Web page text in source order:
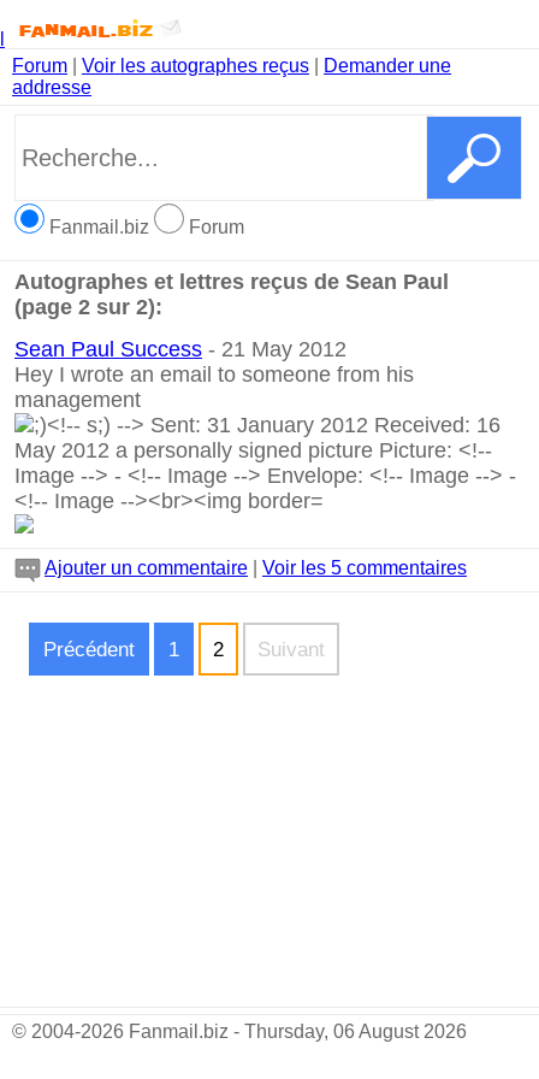
Forum
Voir les autographes reçus
Demander une
addresse
Fanmail.biz Forum
Autographes et lettres reçus de Sean Paul
(page 2 sur 2):
Sean Paul Success - 21 May 2012
Hey I wrote an email to someone from his
management
Ajouter un commentaire Voir les 5 commentaires
Précédent 1 2 Suivant
© 2004-2026 Fanmail.biz - Thursday, 06 August 2026